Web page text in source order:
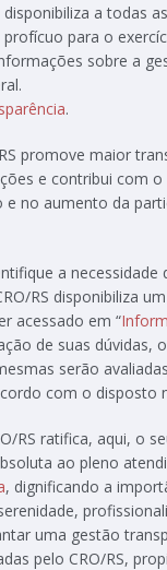
a todas
para o
sobre a
.
promove maior
e contribui com
e no aumento da
a necessidade
RS disponibiliza
acessado em “
de suas dúvidas,
serão
com o disposto
RS ratifica, aqui, o
ao pleno
, dignificando a
uma gestão
pelo CRO/RS,